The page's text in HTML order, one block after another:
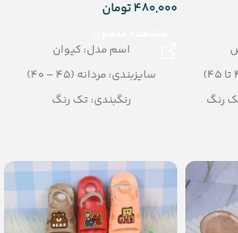
رنگ
480,000تومان
اسم مدل: کیوان
سایزبندی: مردانه (45 – 40)
رنگبندی: تک رنگ
جنس: PU